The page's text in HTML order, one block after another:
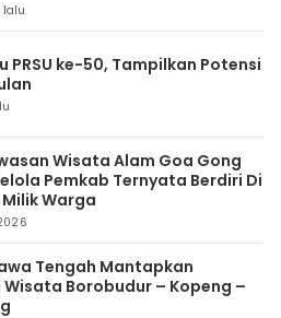
PRSU ke-50, Tampilkan Potensi
Wisata Alam Goa Gong
Pemkab Ternyata Berdiri Di
Warga
Tengah Mantapkan
Borobudur – Kopeng –